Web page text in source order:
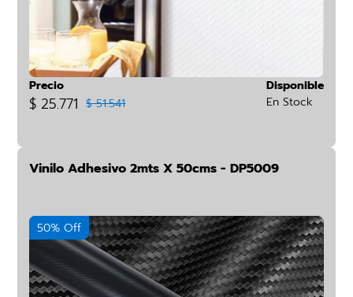
Precio
$ 25.771 $ 51.541
Disponible
En Stock
Vinilo Adhesivo 2mts X 50cms - DP5009
50% Off